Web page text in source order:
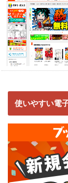
使いやすい電